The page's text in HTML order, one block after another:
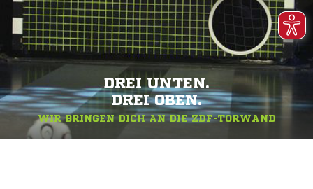
DREI UNTEN.
DREI OBEN.
WIR BRINGEN DICH AN DIE ZDF-TORWAND